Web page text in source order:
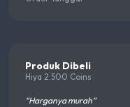
Produk Dibeli
Hiya 2.500 Coins
“Harganya murah”